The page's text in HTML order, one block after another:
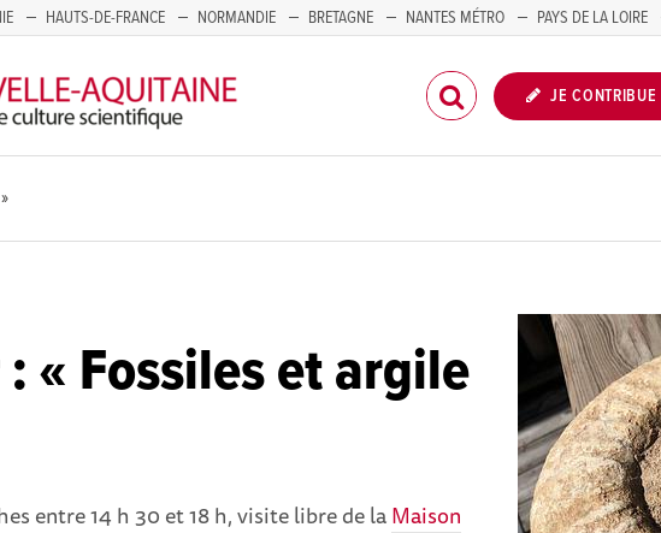
HAUTS-DE-FRANCE NORMANDIE BRETAGNE NANTES MÉTRO PAYS DE LA LOIRE
JE CONTRIBUE
« Fossiles et argile
entre 14 h 30 et 18 h, visite libre de laMaison